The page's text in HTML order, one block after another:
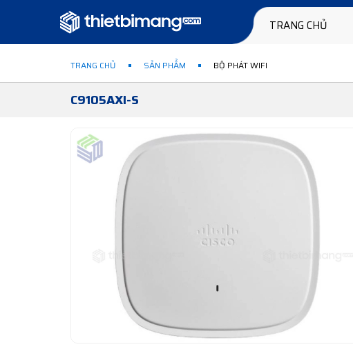
TRANG CHỦ
TRANG CHỦ SẢN PHẨM BỘ PHÁT WIFI
C9105AXI-S